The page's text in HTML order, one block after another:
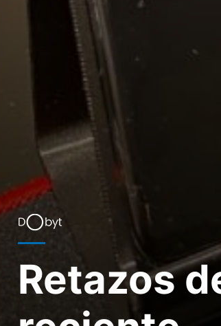
Retazos